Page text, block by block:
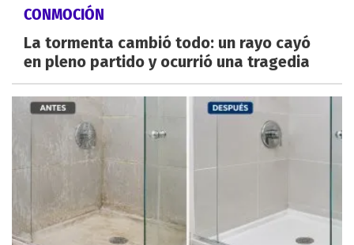
CONMOCIÓN
La tormenta cambió todo: un rayo cayó
en pleno partido y ocurrió una tragedia